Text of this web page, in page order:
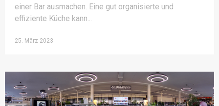
einer Bar ausmachen. Eine gut organisierte und
effiziente Küche kann
25. März 2023